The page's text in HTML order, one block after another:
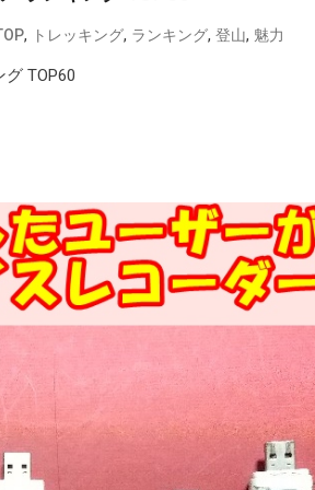
, トレッキング, ランキング, 登山, 魅力
TOP60